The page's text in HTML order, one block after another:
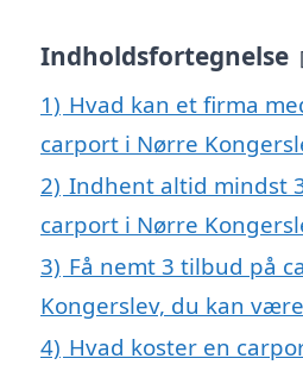
Indholdsfortegnelse
1) Hvad kan et firma
carport i Nørre
2) Indhent altid mindst
carport i Nørre
3) Få nemt 3 tilbud på
Kongerslev, du kan
4) Hvad koster en